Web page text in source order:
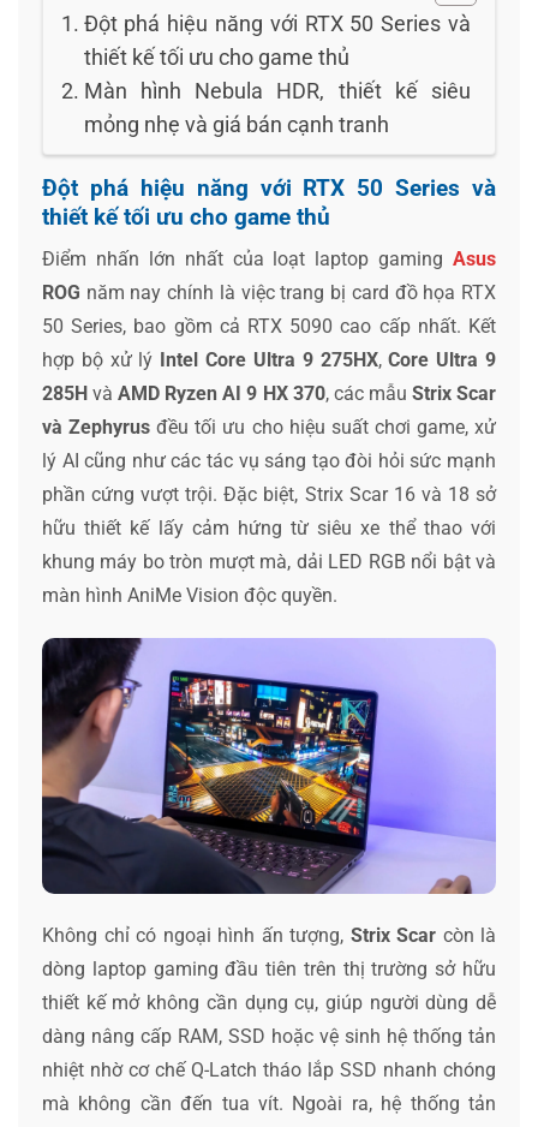
Đột phá hiệu năng với RTX 50 Series và
thiết kế tối ưu cho game thủ
Màn hình Nebula HDR, thiết kế siêu
mỏng nhẹ và giá bán cạnh tranh
Đột phá hiệu năng với RTX 50 Series và
thiết kế tối ưu cho game thủ
Điểm nhấn lớn nhất của loạt laptop gaming Asus
ROG năm nay chính là việc trang bị card đồ họa RTX
50 Series, bao gồm cả RTX 5090 cao cấp nhất. Kết
hợp bộ xử lý Intel Core Ultra 9 275HX,Core Ultra 9
285H vàAMD Ryzen AI 9 HX 370, các mẫu Strix Scar
và Zephyrus đều tối ưu cho hiệu suất chơi game, xử
lý AI cũng như các tác vụ sáng tạo đòi hỏi sức mạnh
phần cứng vượt trội. Đặc biệt, Strix Scar 16 và 18 sở
hữu thiết kế lấy cảm hứng từ siêu xe thể thao với
khung máy bo tròn mượt mà, dải LED RGB nổi bật và
màn hình AniMe Vision độc quyền.
Không chỉ có ngoại hình ấn tượng, Strix Scar còn là
dòng laptop gaming đầu tiên trên thị trường sở hữu
thiết kế mở không cần dụng cụ, giúp người dùng dễ
dàng nâng cấp RAM, SSD hoặc vệ sinh hệ thống tản
nhiệt nhờ cơ chế Q-Latch tháo lắp SSD nhanh chóng
mà không cần đến tua vít. Ngoài ra, hệ thống tản